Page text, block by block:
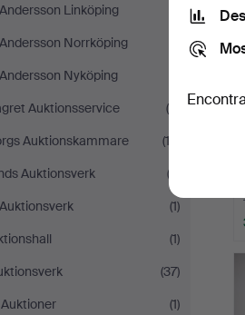
Linköping
Norrköping
Nyköping
Auktionsservice
(4)
Auktionskammare
(12)
Auktionsverk
(3)
(1)
(1)
(37)
(1)